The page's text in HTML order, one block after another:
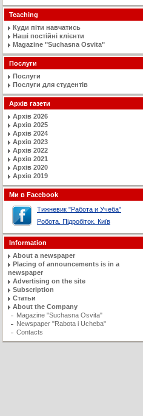
Teaching
Куди піти навчатись
Наші постійні клієнти
Magazine "Suchasna Osvita"
Послуги
Послуги
Послуги для студентів
Архів газети
Архів 2026
Архів 2025
Архів 2024
Архів 2023
Архів 2022
Архів 2021
Архів 2020
Архів 2019
Ми в Facebook
Тижневик "Работа и Учеба"
Робота. Підробіток. Київ
Information
About a newspaper
Placing of announcements is in a
newspaper
Advertising on the site
Subscription
Статьи
About the Company
Magazine "Suchasna Osvita"
Newspaper "Rabota i Ucheba"
Contacts